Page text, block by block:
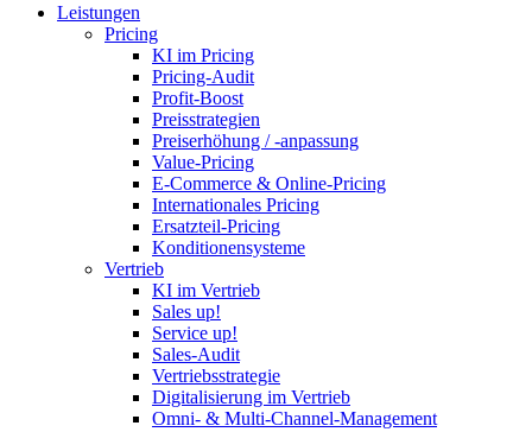
Leistungen
Pricing
KI im Pricing
Pricing-Audit
Profit-Boost
Preisstrategien
Preiserhöhung / -anpassung
Value-Pricing
E-Commerce & Online-Pricing
Internationales Pricing
Ersatzteil-Pricing
Konditionensysteme
Vertrieb
KI im Vertrieb
Sales up!
Service up!
Sales-Audit
Vertriebsstrategie
Digitalisierung im Vertrieb
Omni- & Multi-Channel-Management